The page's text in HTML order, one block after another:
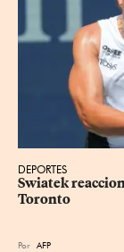
DEPORTES
Swiatek
Toronto
Por AFP